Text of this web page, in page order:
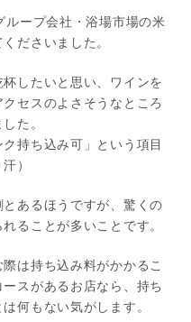
ループ会社・浴場市場の米
ださいました。
したいと思い、ワインを
セスのよさそうなところ
た。
持ち込み可」という項目
）
あるほうですが、驚くの
ることが多いことです。
は持ち込み料がかかるこ
スがあるお店なら、持ち
何もない気がします。